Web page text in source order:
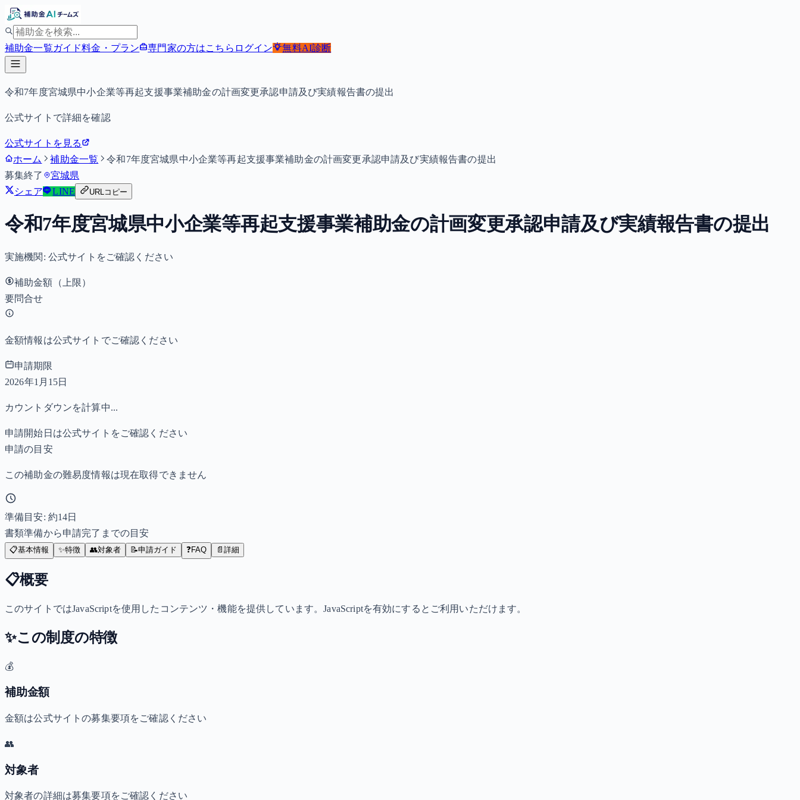
補助金一覧ガイド料金・プラン 専門家の方はこちら ログイン 無料AI診断
令和7年度宮城県中小企業等再起支援事業補助金の計画変更承認申請及び実績報告書の提出
公式サイトで詳細を確認
公式サイトを見る
ホーム
補助金一覧
令和7年度宮城県中小企業等再起支援事業補助金の計画変更承認申請及び実績報告書の提出
募集終了
宮城県
シェア
LINE URLコピー
令和7年度宮城県中小企業等再起支援事業補助金の計画変更承認申請及び実績報告書の提出
実施機関: 公式サイトをご確認ください
補助金額（上限）
要問合せ
金額情報は公式サイトでご確認ください
申請期限
2026年1月15日
カウントダウンを計算中...
申請開始日は公式サイトをご確認ください
申請の目安
この補助金の難易度情報は現在取得できません
準備目安: 約14日
書類準備から申請完了までの目安
📋基本情報 ✨特徴 👥対象者 📝申請ガイド ❓FAQ 📄 詳細
📋概要
このサイトではJavaScriptを使用したコンテンツ・機能を提供しています。JavaScriptを有効にするとご利用いただけます。
✨この制度の特徴
💰
補助金額
金額は公式サイトの募集要項をご確認ください
👥
対象者
対象者の詳細は募集要項をご確認ください